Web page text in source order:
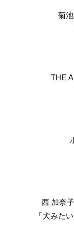
菊
THE
西 加奈
「犬みた